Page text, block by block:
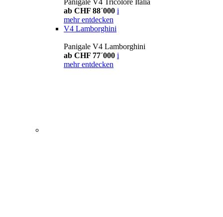
Panigale V4 Tricolore Italia
ab CHF 88´000 i
mehr entdecken
V4 Lamborghini
Panigale V4 Lamborghini
ab CHF 77´000 i
mehr entdecken